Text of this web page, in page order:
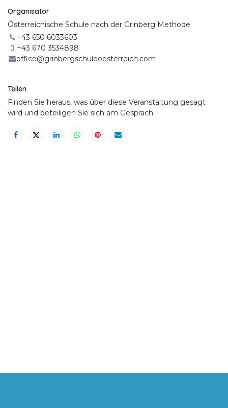
Organisator
Österreichische Schule nach der Grinberg Methode
+43 650 6033603
+43 670 3534898
office@grinbergschuleoesterreich.com
Teilen
Finden Sie heraus, was über diese Veranstaltung gesagt
wird und beteiligen Sie sich am Gespräch.